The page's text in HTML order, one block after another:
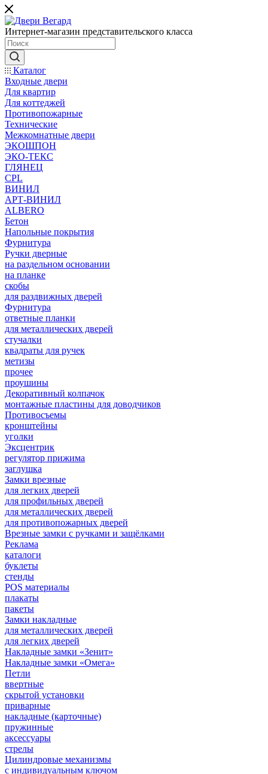
Интернет-магазин представительского класса
Каталог
Входные двери
Для квартир
Для коттеджей
Противопожарные
Технические
Межкомнатные двери
ЭКОШПОН
ЭКО-ТЕКС
ГЛЯНЕЦ
CPL
ВИНИЛ
АРТ-ВИНИЛ
ALBERO
Бетон
Напольные покрытия
Фурнитура
Ручки дверные
на раздельном основании
на планке
скобы
для раздвижных дверей
Фурнитура
ответные планки
для металлических дверей
стучалки
квадраты для ручек
метизы
прочее
проушины
Декоративный колпачок
монтажные пластины для доводчиков
Противосъемы
кронштейны
уголки
Эксцентрик
регулятор прижима
заглушка
Замки врезные
для легких дверей
для профильных дверей
для металлических дверей
для противопожарных дверей
Врезные замки с ручками и защёлками
Реклама
каталоги
буклеты
стенды
POS материалы
плакаты
пакеты
Замки накладные
для металлических дверей
для легких дверей
Накладные замки «Зенит»
Накладные замки «Омега»
Петли
ввертные
скрытой установки
приварные
накладные (карточные)
пружинные
аксессуары
стрелы
Цилиндровые механизмы
с индивидуальным ключом